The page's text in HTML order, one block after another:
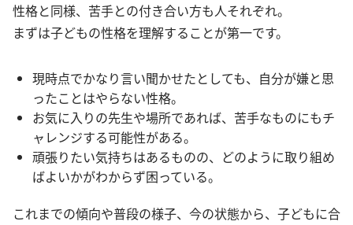
性格と同様、苦手との付き合い方も人それぞれ。
まずは子どもの性格を理解することが第一です。
現時点でかなり言い聞かせたとしても、自分が嫌と思
ったことはやらない性格。
お気に入りの先生や場所であれば、苦手なものにもチ
ャレンジする可能性がある。
頑張りたい気持ちはあるものの、どのように取り組め
ばよいかがわからず困っている。
これまでの傾向や普段の様子、今の状態から、子どもに合